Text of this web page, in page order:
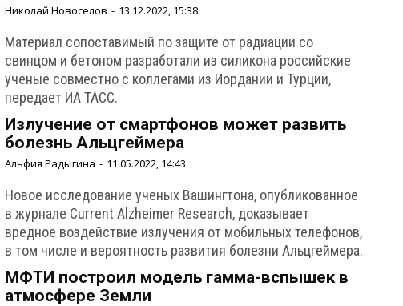
Николай Новоселов - 13.12.2022, 15:38
Материал сопоставимый по защите от радиации со
свинцом и бетоном разработали из силикона российские
ученые совместно с коллегами из Иордании и Турции,
передает ИА ТАСС.
Излучение от смартфонов может развить
болезнь Альцгеймера
Альфия Радыгина - 11.05.2022, 14:43
Новое исследование ученых Вашингтона, опубликованное
в журнале Current Alzheimer Research, доказывает
вредное воздействие излучения от мобильных телефонов,
в том числе и вероятность развития болезни Альцгеймера.
МФТИ построил модель гамма-вспышек в
атмосфере Земли